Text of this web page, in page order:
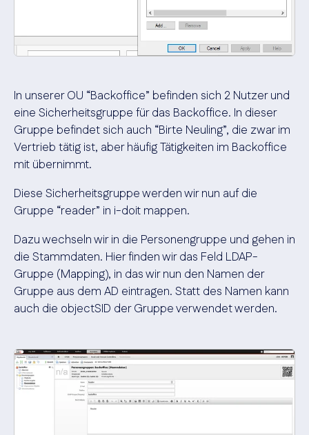
In unserer OU “Backoffice” befinden sich 2 Nutzer und
eine Sicherheitsgruppe für das Backoffice. In dieser
Gruppe befindet sich auch “Birte Neuling”, die zwar im
Vertrieb tätig ist, aber häufig Tätigkeiten im Backoffice
mit übernimmt.
Diese Sicherheitsgruppe werden wir nun auf die
Gruppe “reader” in i-doit mappen.
Dazu wechseln wir in die Personengruppe und gehen in
die Stammdaten. Hier finden wir das Feld LDAP-
Gruppe (Mapping), in das wir nun den Namen der
Gruppe aus dem AD eintragen. Statt des Namen kann
auch die objectSID der Gruppe verwendet werden.